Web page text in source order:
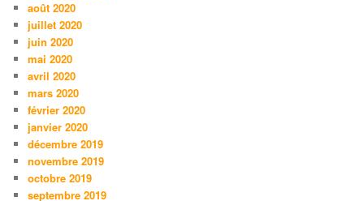
août 2020
juillet 2020
juin 2020
mai 2020
avril 2020
mars 2020
février 2020
janvier 2020
décembre 2019
novembre 2019
octobre 2019
septembre 2019